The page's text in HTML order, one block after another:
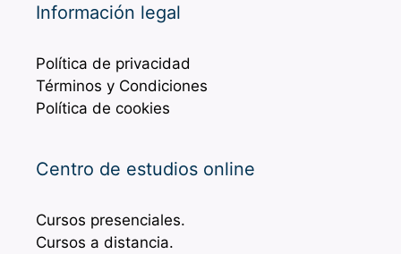
Información legal
Política de privacidad
Términos y Condiciones
Política de cookies
Centro de estudios online
Cursos presenciales.
Cursos a distancia.